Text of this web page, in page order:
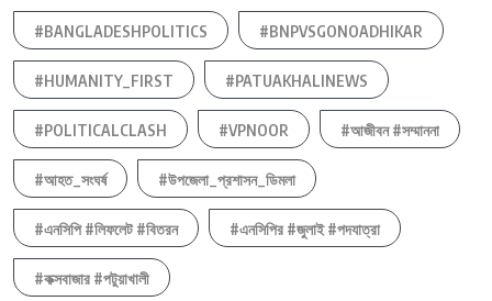
#BANGLADESHPOLITICS #BNPVSGONOADHIKAR
#HUMANITY_FIRST #PATUAKHALINEWS
#POLITICALCLASH #VPNOOR #আজীবন #সম্মাননা
#আহত_সংঘর্ষ #উপজেলা_প্রশাসন_ডিমলা
#এনসিপি #লিফলেট #বিতরন #এনসিপির #জুলাই #পদযাত্রা
#কক্সবাজার #পটুয়াখালী